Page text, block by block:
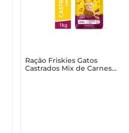
Ração Friskies Gatos
Castrados Mix de Carnes